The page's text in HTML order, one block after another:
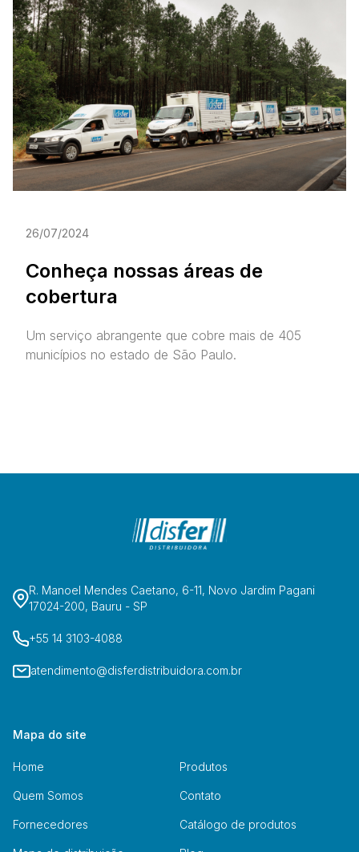
26/07/2024
Conheça nossas áreas de
cobertura
Um serviço abrangente que cobre mais de 405
municípios no estado de São Paulo.
R. Manoel Mendes Caetano, 6-11, Novo Jardim Pagani
17024-200, Bauru - SP
+55 14 3103-4088
atendimento@disferdistribuidora.com.br
Mapa do site
Home
Quem Somos
Fornecedores
Produtos
Contato
Catálogo de produtos